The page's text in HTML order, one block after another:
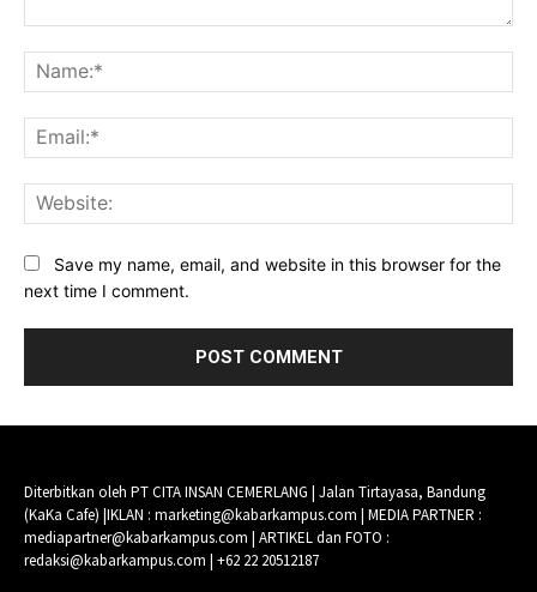
Save my name, email, and website in this browser for the
next time I comment.
Diterbitkan oleh PT CITA INSAN CEMERLANG | Jalan Tirtayasa, Bandung
(KaKa Cafe) |IKLAN : marketing@kabarkampus.com | MEDIA PARTNER :
mediapartner@kabarkampus.com | ARTIKEL dan FOTO :
redaksi@kabarkampus.com | +62 22 20512187